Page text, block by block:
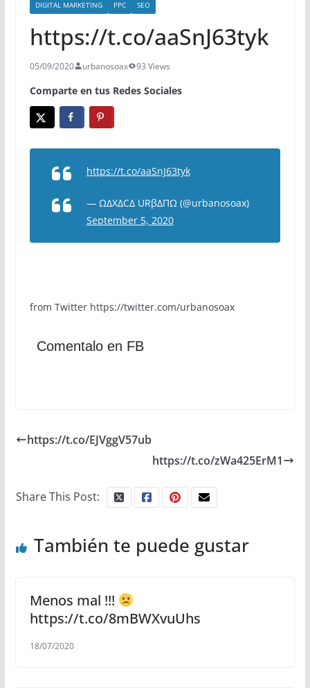
DIGITAL MARKETING PPC SEO
https://t.co/aaSnJ63tyk
05/09/2020 urbanosoax 93 Views
Comparte en tus Redes Sociales
https://t.co/aaSnJ63tyk
— ΩΔXΔCΔ URβΔΠΩ (@urbanosoax)
September 5, 2020
from Twitter https://twitter.com/urbanosoax
Comentalo en FB
https://t.co/EJVggV57ub
https://t.co/zWa425ErM1
Share This Post:
También te puede gustar
Menos mal !!!
https://t.co/8mBWXvuUhs
18/07/2020